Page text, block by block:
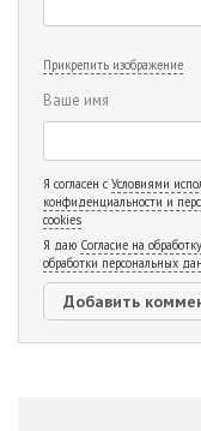
Прикрепить изображение
Ваше имя
Я согласен с Условиями
конфиденциальности и
cookies
Я даю Согласие на
обработки персональных